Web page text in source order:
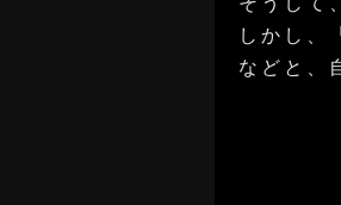
しかし、
などと、